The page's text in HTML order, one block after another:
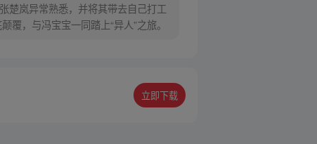
楚岚异常熟悉，并将其带去自己打工
，与冯宝宝一同踏上“异人”之旅。
立即下载